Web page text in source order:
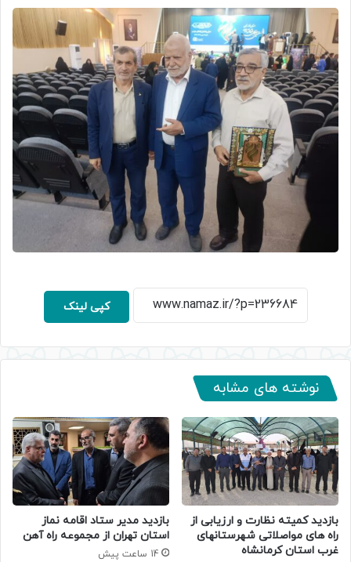
کپی لینک
نوشته های مشابه
بازدید کمیته نظارت و ارزیابی از
راه های مواصلاتی شهرستانهای
غرب استان کرمانشاه
بازدید مدیر ستاد اقامه نماز
استان تهران از مجموعه راه آهن
14 ساعت پیش